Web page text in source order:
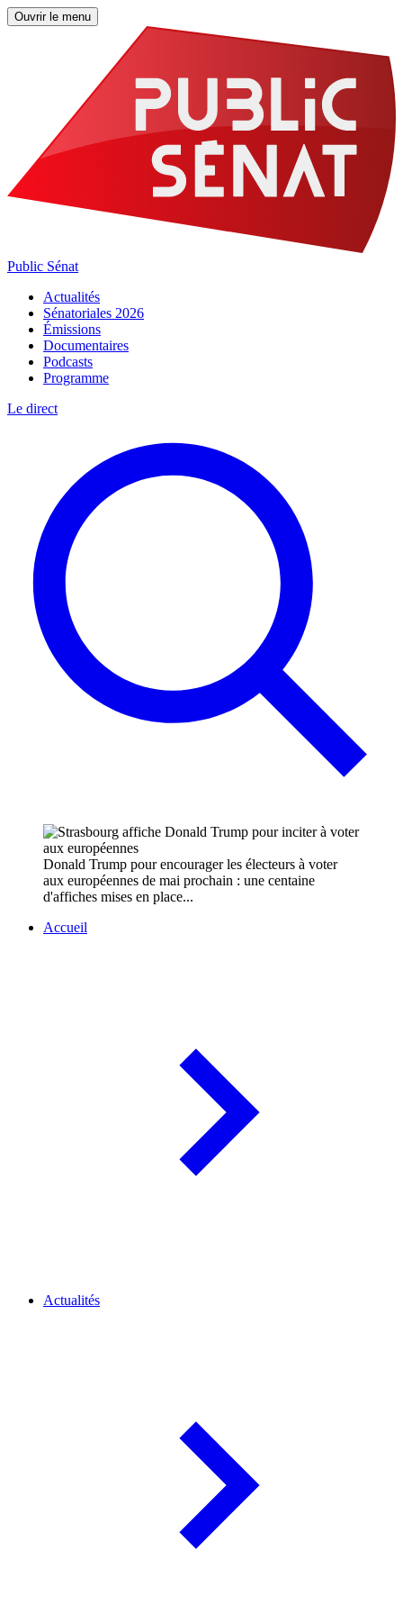
Ouvrir le menu
Public Sénat
Actualités
Sénatoriales 2026
Émissions
Documentaires
Podcasts
Programme
Le direct
Donald Trump pour encourager les électeurs à voter
aux européennes de mai prochain : une centaine
d'affiches mises en place...
Accueil
Actualités